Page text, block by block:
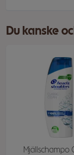
Du kanske
Mjällschampo